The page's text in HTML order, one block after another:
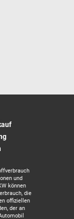
und
können
die
offiziellen
der an